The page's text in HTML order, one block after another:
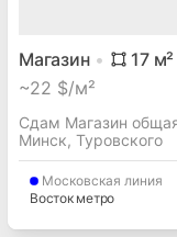
Магазин 17м²
~22 $/м²
Сдам Магазин
Минск, Туровского
Московская линия
Восток метро